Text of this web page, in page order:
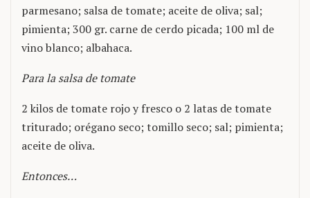
parmesano; salsa de tomate; aceite de oliva; sal;
pimienta; 300 gr. carne de cerdo picada; 100 ml de
vino blanco; albahaca.
Para la salsa de tomate
2 kilos de tomate rojo y fresco o 2 latas de tomate
triturado; orégano seco; tomillo seco; sal; pimienta;
aceite de oliva.
Entonces…